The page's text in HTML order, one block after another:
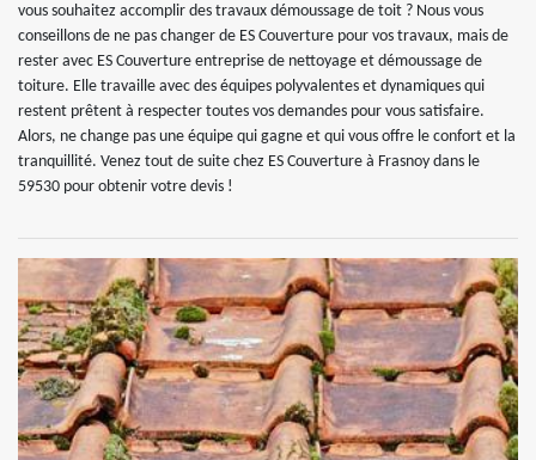
vous souhaitez accomplir des travaux démoussage de toit ? Nous vous
conseillons de ne pas changer de ES Couverture pour vos travaux, mais de
rester avec ES Couverture entreprise de nettoyage et démoussage de
toiture. Elle travaille avec des équipes polyvalentes et dynamiques qui
restent prêtent à respecter toutes vos demandes pour vous satisfaire.
Alors, ne change pas une équipe qui gagne et qui vous offre le confort et la
tranquillité. Venez tout de suite chez ES Couverture à Frasnoy dans le
59530 pour obtenir votre devis !